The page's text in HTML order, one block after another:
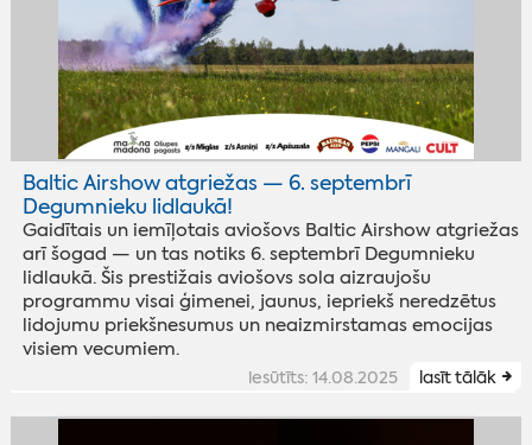
Baltic Airshow atgriežas — 6. septembrī
Degumnieku lidlaukā!
Gaidītais un iemīļotais aviošovs Baltic Airshow atgriežas
arī šogad — un tas notiks 6. septembrī Degumnieku
lidlaukā. Šis prestižais aviošovs sola aizraujošu
programmu visai ģimenei, jaunus, iepriekš neredzētus
lidojumu priekšnesumus un neaizmirstamas emocijas
visiem vecumiem.
iesūtīts: 14.08.2025 lasīt tālāk